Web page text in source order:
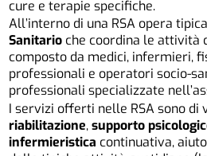
cure e terapie specifiche.
All’interno di una RSA opera
Sanitario che coordina le attività
composto da medici, infermieri,
professionali e operatori socio-
professionali specializzate
I servizi offerti nelle RSA sono di
riabilitazione,supporto
infermieristica continuativa,